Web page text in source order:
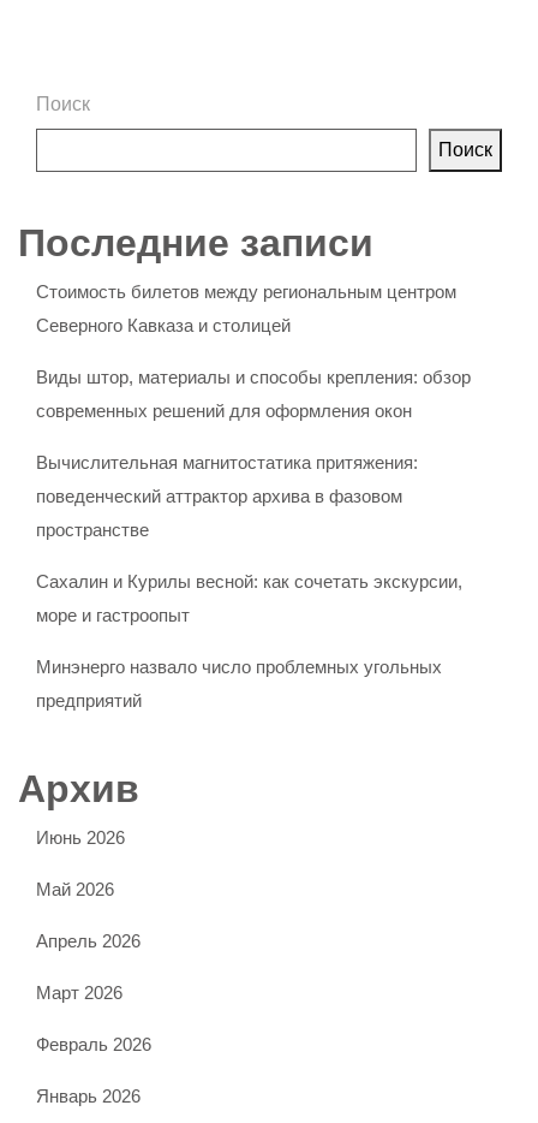
Поиск
Поиск
Последние записи
Стоимость билетов между региональным центром
Северного Кавказа и столицей
Виды штор, материалы и способы крепления: обзор
современных решений для оформления окон
Вычислительная магнитостатика притяжения:
поведенческий аттрактор архива в фазовом
пространстве
Сахалин и Курилы весной: как сочетать экскурсии,
море и гастроопыт
Минэнерго назвало число проблемных угольных
предприятий
Архив
Июнь 2026
Май 2026
Апрель 2026
Март 2026
Февраль 2026
Январь 2026